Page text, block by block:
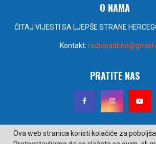
O NAMA
ČITAJ VIJESTI SA LJEPŠE STRANE
Kontakt:
PRATITE NAS
Ova web stranica koristi kolačiće za